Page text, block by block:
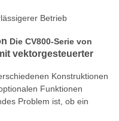
Betrieb
Die CV800-Serie von
vektorgesteuerter
Konstruktionen
Funktionen
Problem ist, ob ein